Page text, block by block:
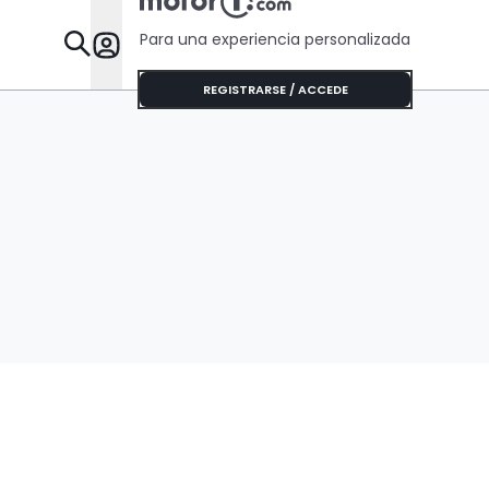
Para una experiencia personalizada
REGISTRARSE / ACCEDE